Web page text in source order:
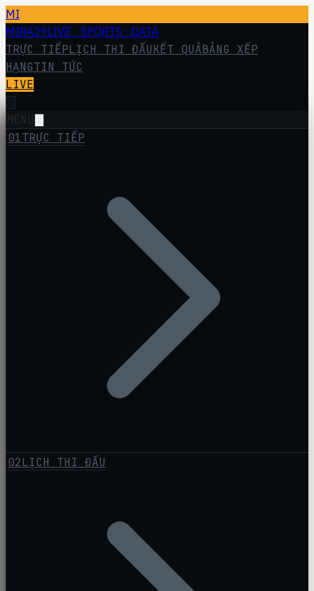
MI
MIRA29LIVE · SPORTS · DATA
TRỰC TIẾPLỊCH THI ĐẤUKẾT QUẢBẢNG XẾP
HẠNGTIN TỨC
LIVE
MENU
01TRỰC TIẾP
02LỊCH THI ĐẤU